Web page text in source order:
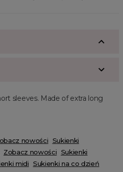
sleeves. Made of extra long
nowości Sukienki
Zobacz nowości Sukienki
midi Sukienki na co dzień